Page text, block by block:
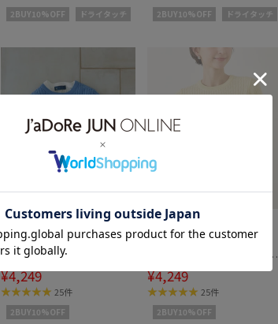
2BUY10%OFF ドライタッチ 2BUY10%OFF ドライタッチ
ROPÉ PICNIC
【BEVERLY HILLS POLO
CLUB 一部別注】ケーブル
ニットプルオーバー/リン
クコーデ
¥4,249
25件
2BUY10%OFF
ROPÉ PICNIC
【BEVERLY HILLS POLO
CLUB 一部別注】ケーブル
ニットプルオーバー/リン
クコーデ
¥4,249
25件
2BUY10%OFF